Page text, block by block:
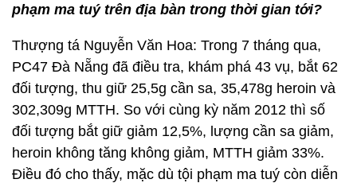
phạm ma tuý trên địa bàn trong thời gian tới?
Thượng tá Nguyễn Văn Hoa: Trong 7 tháng qua,
PC47 Đà Nẵng đã điều tra, khám phá 43 vụ, bắt 62
đối tượng, thu giữ 25,5g cần sa, 35,478g heroin và
302,309g MTTH. So với cùng kỳ năm 2012 thì số
đối tượng bắt giữ giảm 12,5%, lượng cần sa giảm,
heroin không tăng không giảm, MTTH giảm 33%.
Điều đó cho thấy, mặc dù tội phạm ma tuý còn diễn